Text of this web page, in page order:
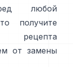
любой
получите
рецепта
от замены